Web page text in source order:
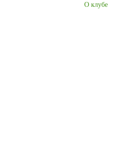
О клубе